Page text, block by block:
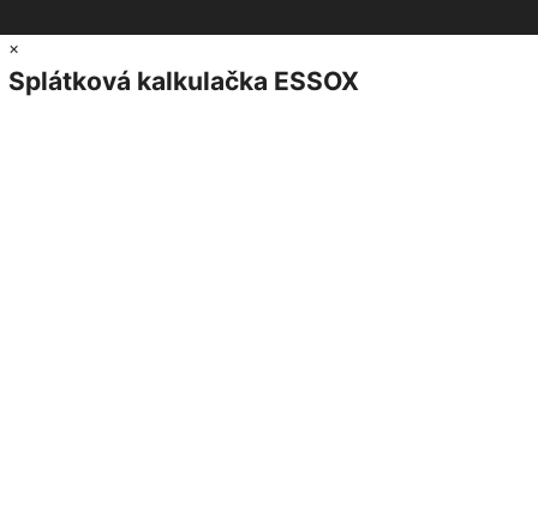
×
Splátková kalkulačka ESSOX